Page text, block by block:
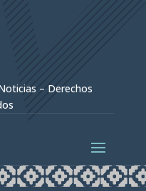
– Derechos